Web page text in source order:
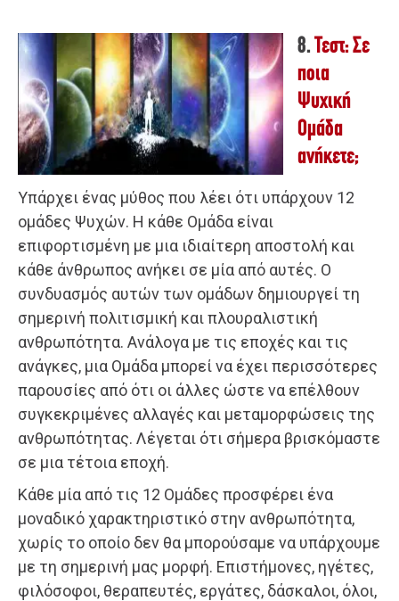
8.Τεστ: Σε
ποια
Ψυχική
Ομάδα
ανήκετε;
Υπάρχει ένας μύθος που λέει ότι υπάρχουν 12
ομάδες Ψυχών. Η κάθε Ομάδα είναι
επιφορτισμένη με μια ιδιαίτερη αποστολή και
κάθε άνθρωπος ανήκει σε μία από αυτές. Ο
συνδυασμός αυτών των ομάδων δημιουργεί τη
σημερινή πολιτισμική και πλουραλιστική
ανθρωπότητα. Ανάλογα με τις εποχές και τις
ανάγκες, μια Ομάδα μπορεί να έχει περισσότερες
παρουσίες από ότι οι άλλες ώστε να επέλθουν
συγκεκριμένες αλλαγές και μεταμορφώσεις της
ανθρωπότητας. Λέγεται ότι σήμερα βρισκόμαστε
σε μια τέτοια εποχή.
Κάθε μία από τις 12 Ομάδες προσφέρει ένα
μοναδικό χαρακτηριστικό στην ανθρωπότητα,
χωρίς το οποίο δεν θα μπορούσαμε να υπάρχουμε
με τη σημερινή μας μορφή. Επιστήμονες, ηγέτες,
φιλόσοφοι, θεραπευτές, εργάτες, δάσκαλοι, όλοι,